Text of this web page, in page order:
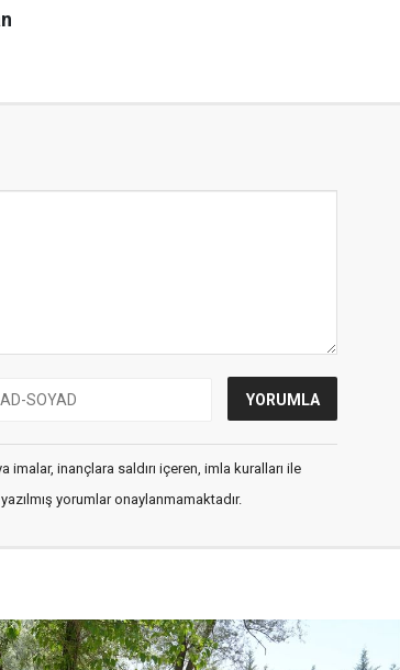
inançlara saldırı içeren, imla kuralları ile
yorumlar onaylanmamaktadır.